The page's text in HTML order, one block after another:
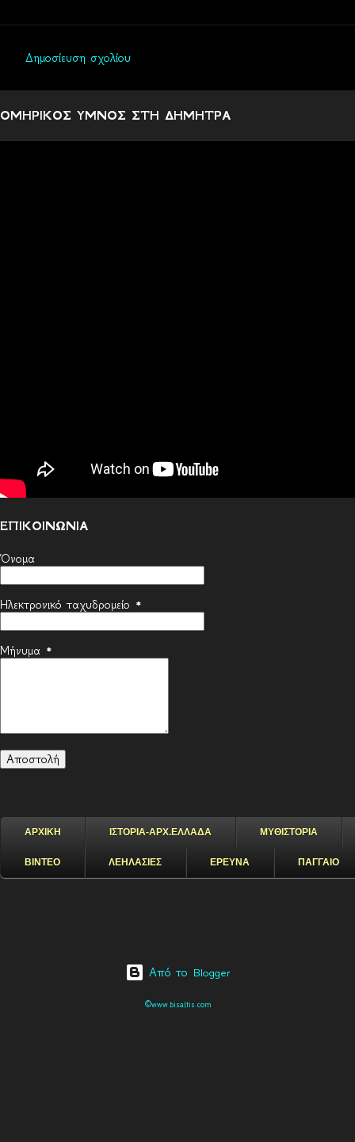
ό
λ
Δημοσίευση σχολίου
ΟΜΗΡΙΚΟΣ ΥΜΝΟΣ ΣΤΗ ΔΗΜΗΤΡΑ
ΕΠΙΚΟΙΝΩΝΙΑ
Όνομα
Ηλεκτρονικό ταχυδρομείο *
Μήνυμα *
ΑΡΧΙΚΗ ΙΣΤΟΡΙΑ-ΑΡΧ.ΕΛΛΑΔΑ ΜΥΘΙΣΤΟΡΙΑ
ΒΙΝΤΕΟ ΛΕΗΛΑΣΙΕΣ ΕΡΕΥΝΑ ΠΑΓΓΑΙΟ
Από το Blogger
©www.bisaltis.com